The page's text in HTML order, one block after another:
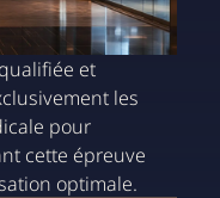
et
les
pour
cette épreuve
optimale.